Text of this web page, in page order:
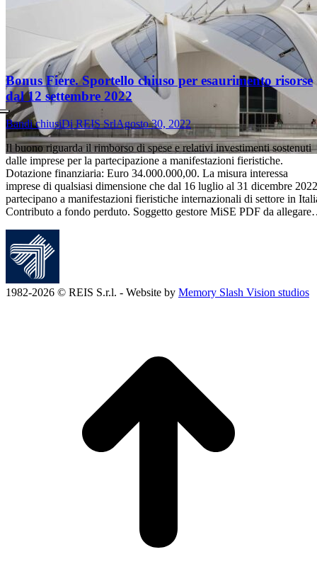
Bonus Fiere. Sportello chiuso per esaurimento risorse
dal 12 settembre 2022
Bandi chiusiDi REIS SrlAgosto 30, 2022
Il buono riguarda il rimborso di spese e relativi investimenti sostenuti
dalle imprese per la partecipazione a manifestazioni fieristiche.
Dotazione finanziaria: Euro 34.000.000,00. La misura interessa
imprese di qualsiasi dimensione che dal 16 luglio al 31 dicembre 2022
partecipano a manifestazioni fieristiche internazionali di settore in
Contributo a fondo perduto. Soggetto gestore MiSE PDF da
1982-2026 © REIS S.r.l. - Website by Memory Slash Vision studios